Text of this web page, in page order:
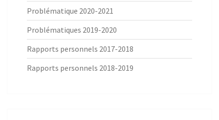
Problématique 2020-2021
Problématiques 2019-2020
Rapports personnels 2017-2018
Rapports personnels 2018-2019